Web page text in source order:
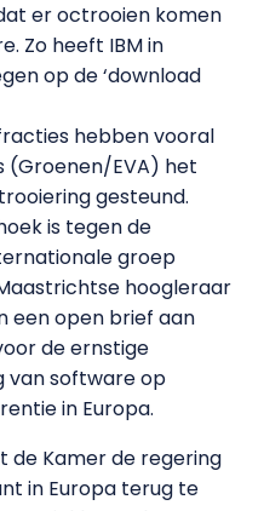
er octrooien komen
Zo heeft IBM in
op de ‘download
hebben vooral
(Groenen/EVA) het
gesteund.
is tegen de
groep
hoogleraar
een open brief aan
de ernstige
van software op
in Europa.
de Kamer de regering
in Europa terug te